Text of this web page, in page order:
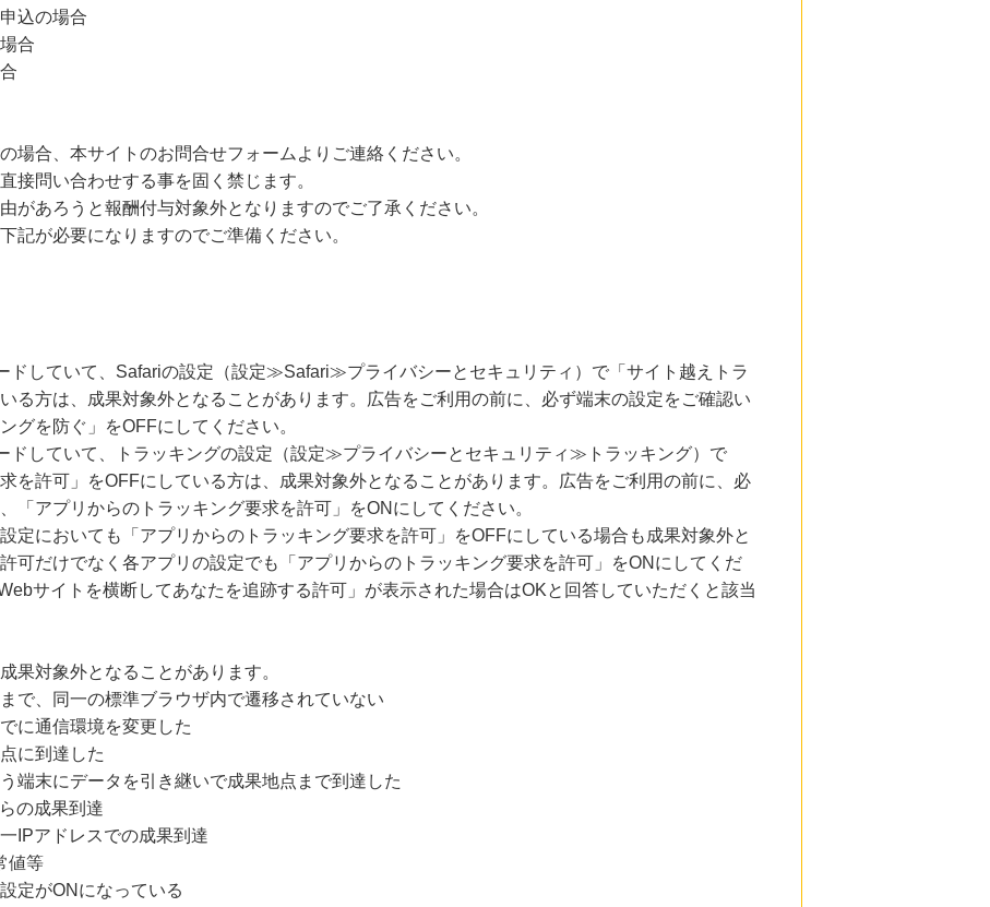
込の場合
合
場合、本サイトのお問合せフォームよりご連絡ください。
接問い合わせする事を固く禁じます。
があろうと報酬付与対象外となりますのでご了承ください。
記が必要になりますのでご準備ください。
ドしていて、Safariの設定（設定≫Safari≫プライバシーとセキュリティ）で「サイト越えトラ
る方は、成果対象外となることがあります。広告をご利用の前に、必ず端末の設定をご確認い
グを防ぐ」をOFFにしてください。
ドしていて、トラッキングの設定（設定≫プライバシーとセキュリティ≫トラッキング）で
を許可」をOFFにしている方は、成果対象外となることがあります。広告をご利用の前に、必
「アプリからのトラッキング要求を許可」をONにしてください。
定においても「アプリからのトラッキング要求を許可」をOFFにしている場合も成果対象外と
可だけでなく各アプリの設定でも「アプリからのトラッキング要求を許可」をONにしてくだ
サイトを横断してあなたを追跡する許可」が表示された場合はOKと回答していただくと該当
果対象外となることがあります。
で、同一の標準ブラウザ内で遷移されていない
に通信環境を変更した
に到達した
端末にデータを引き継いで成果地点まで到達した
の成果到達
IPアドレスでの成果到達
値等
定がONになっている